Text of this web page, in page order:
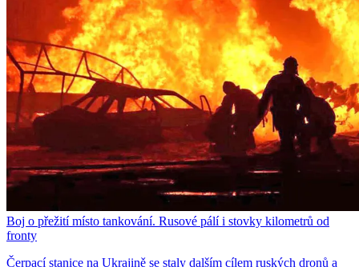
Boj o přežití místo tankování. Rusové pálí i stovky kilometrů od
fronty
Čerpací stanice na Ukrajině se staly dalším cílem ruských dronů a